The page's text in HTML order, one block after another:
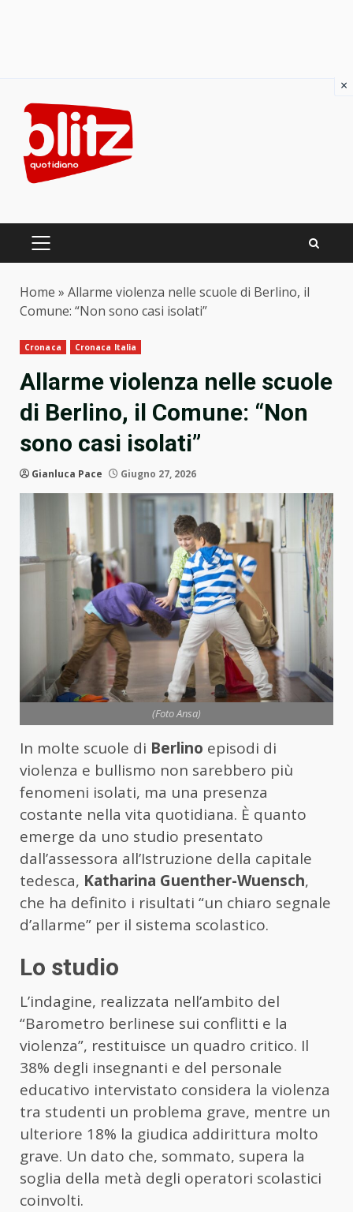
content
PRIMARY
Home » Allarme violenza nelle scuole di Berlino, il
Comune: “Non sono casi isolati”
Cronaca Cronaca Italia
Allarme violenza nelle scuole
di Berlino, il Comune: “Non
sono casi isolati”
Gianluca Pace Giugno 27, 2026
(Foto Ansa)
In molte scuole di Berlino episodi di
violenza e bullismo non sarebbero più
fenomeni isolati, ma una presenza
costante nella vita quotidiana. È quanto
emerge da uno studio presentato
dall’assessora all’Istruzione della capitale
tedesca, Katharina Guenther-Wuensch,
che ha definito i risultati “un chiaro segnale
d’allarme” per il sistema scolastico.
Lo studio
L’indagine, realizzata nell’ambito del
“Barometro berlinese sui conflitti e la
violenza”, restituisce un quadro critico. Il
38% degli insegnanti e del personale
educativo intervistato considera la violenza
tra studenti un problema grave, mentre un
ulteriore 18% la giudica addirittura molto
grave. Un dato che, sommato, supera la
soglia della metà degli operatori scolastici
coinvolti.
×